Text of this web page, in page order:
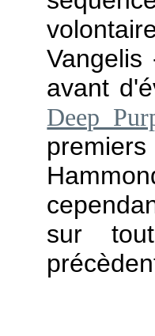
avant
Deep
sur